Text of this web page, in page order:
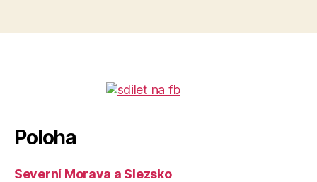
Poloha
Severní Morava a Slezsko